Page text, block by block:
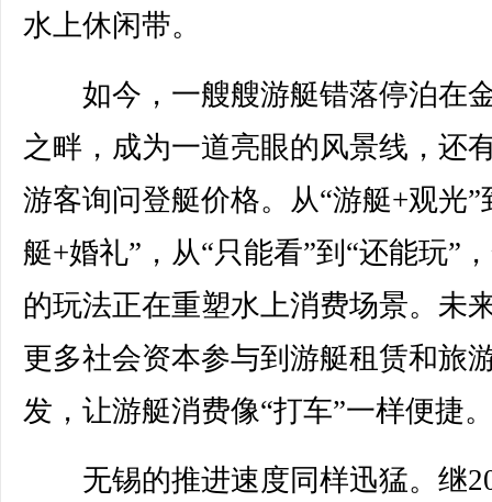
水上休闲带。
如今，一艘艘游艇错落停泊在
之畔，成为一道亮眼的风景线，还
游客询问登艇价格。从“游艇+观光”
艇+婚礼”，从“只能看”到“还能玩”
的玩法正在重塑水上消费场景。未
更多社会资本参与到游艇租赁和旅
发，让游艇消费像“打车”一样便捷
无锡的推进速度同样迅猛。继